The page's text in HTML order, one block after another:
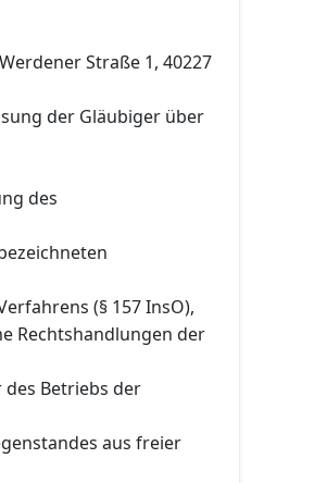
Straße 1, 40227
der Gläubiger über
des
(§ 157 InsO),
Rechtshandlungen der
Betriebs der
aus freier